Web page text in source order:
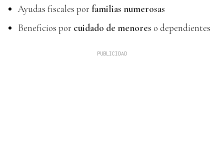
Ayudas fiscales por familias numerosas
Beneficios por cuidado de menores o dependientes